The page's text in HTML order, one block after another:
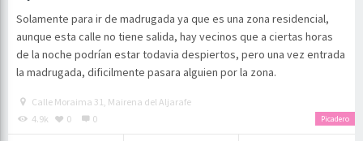
Solamente para ir de madrugada ya que es una zona residencial,
aunque esta calle no tiene salida, hay vecinos que a ciertas horas
de la noche podrían estar todavia despiertos, pero una vez entrada
la madrugada, dificilmente pasara alguien por la zona.
Picadero
Calle Moraima 31, Mairena del Aljarafe
4.9k
0 0